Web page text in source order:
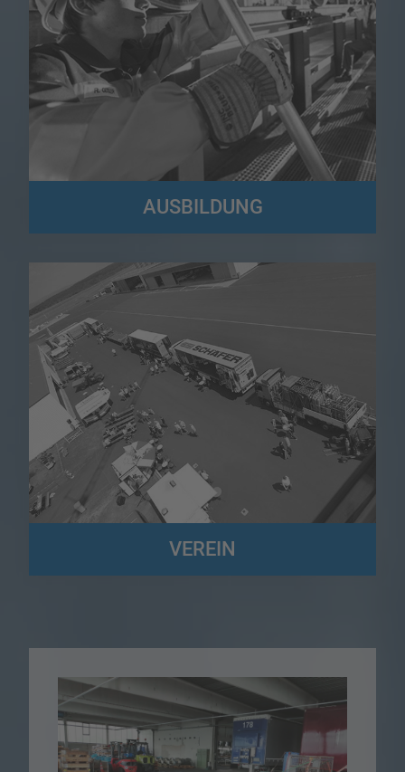
AUSBILDUNG
Hier könnt ihr euch umfassend informieren...
VEREIN